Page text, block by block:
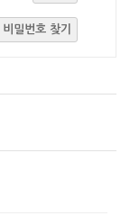
비밀번호 찾기